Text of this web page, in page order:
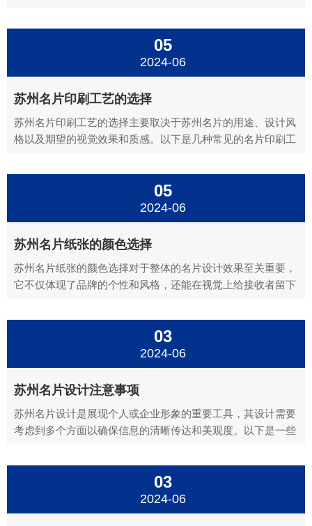
私保护、职业习惯或者当天忘记携带名片等。不要因此而感到
尴尬或不满。苏州名片主动询问：如果你觉得与对方建立了良
05
2024-06
苏州名片印刷工艺的选择
苏州名片印刷工艺的选择主要取决于苏州名片的用途、设计风
格以及期望的视觉效果和质感。以下是几种常见的名片印刷工
裁切，圆角弧度固定，通常无特殊要求，名片边缘为直角。圆
角可以使名片更加美观。应用：适用于希望苏州名片外观更加
05
2024-06
苏州名片纸张的颜色选择
苏州名片纸张的颜色选择对于整体的名片设计效果至关重要，
它不仅体现了品牌的个性和风格，还能在视觉上给接收者留下
苏州名片品牌形象：纸张颜色应与品牌形象保持一致。例如，
如果品牌标志或主色调是蓝色，那么选择蓝色系的纸张可以增
03
2024-06
苏州名片设计注意事项
苏州名片设计是展现个人或企业形象的重要工具，其设计需要
考虑到多个方面以确保信息的清晰传达和美观度。以下是一些
名片尺寸，如85.6mm x 53.98mm（国际标准），以便在名片
夹或名片册中妥善存放。考虑使用高质量的纸张和印刷工...
03
2024-06